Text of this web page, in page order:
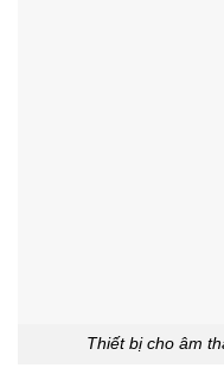
Thiết bị cho âm